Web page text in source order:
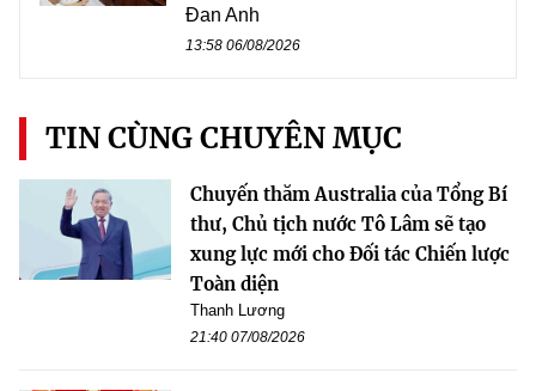
Đan Anh
13:58 06/08/2026
TIN CÙNG CHUYÊN MỤC
Chuyến thăm Australia của Tổng Bí
thư, Chủ tịch nước Tô Lâm sẽ tạo
xung lực mới cho Đối tác Chiến lược
Toàn diện
Thanh Lương
21:40 07/08/2026